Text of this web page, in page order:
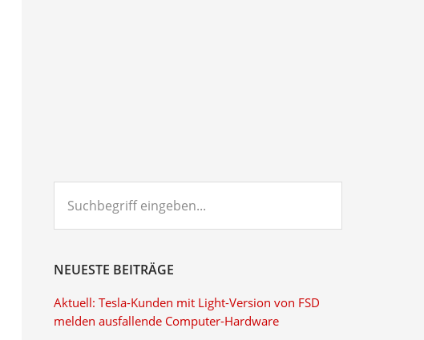
eingeben...
NEUESTE BEITRÄGE
Aktuell: Tesla-Kunden mit Light-Version von FSD
melden ausfallende Computer-Hardware